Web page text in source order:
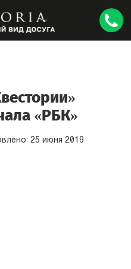
«РБК»
25 июня 2019